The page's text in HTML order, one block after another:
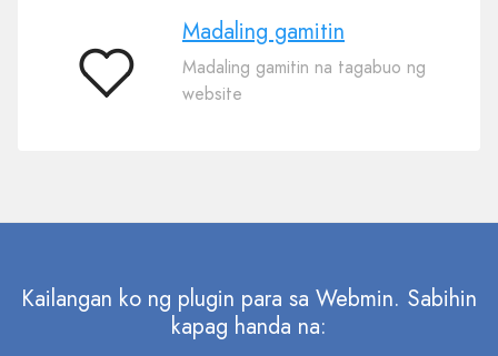
Madaling
Madaling gamitin
Madaling gamitin na tagabuo ng
website
Kailangan ko ng plugin para sa Webmin. Sabihin
kapag handa na: